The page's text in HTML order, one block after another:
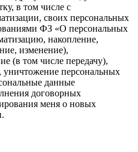
в том числе с
своих персональных
ФЗ «О персональных
накопление,
изменение),
(в том числе передачу),
уничтожение персональных
данные
договорных
меня о новых